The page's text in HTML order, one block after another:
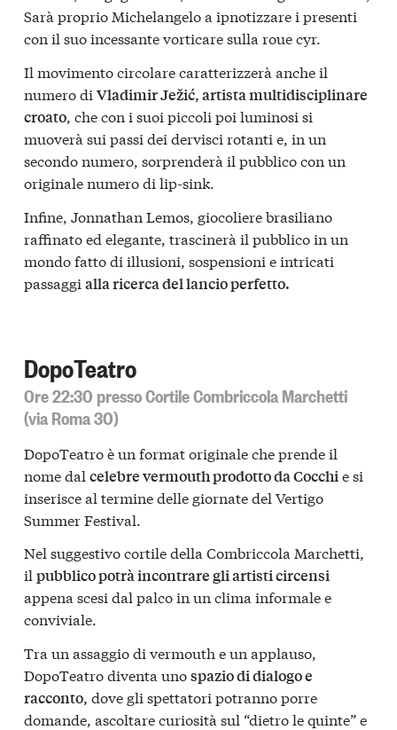
Sarà proprio Michelangelo a ipnotizzare i presenti
con il suo incessante vorticare sulla roue cyr.
Il movimento circolare caratterizzerà anche il
numero di Vladimir Ježić, artista multidisciplinare
croato, che con i suoi piccoli poi luminosi si
muoverà sui passi dei dervisci rotanti e, in un
secondo numero, sorprenderà il pubblico con un
originale numero di lip-sink.
Infine, Jonnathan Lemos, giocoliere brasiliano
raffinato ed elegante, trascinerà il pubblico in un
mondo fatto di illusioni, sospensioni e intricati
passaggi alla ricerca del lancio perfetto.
DopoTeatro
Ore 22:30 presso Cortile Combriccola Marchetti
(via Roma 30)
DopoTeatro è un format originale che prende il
nome dal celebre vermouth prodotto da Cocchi e si
inserisce al termine delle giornate del Vertigo
Summer Festival.
Nel suggestivo cortile della Combriccola Marchetti,
il pubblico potrà incontrare gli artisti circensi
appena scesi dal palco in un clima informale e
conviviale.
Tra un assaggio di vermouth e un applauso,
DopoTeatro diventa unospazio di dialogo e
racconto, dove gli spettatori potranno porre
domande, ascoltare curiosità sul “dietro le quinte” e